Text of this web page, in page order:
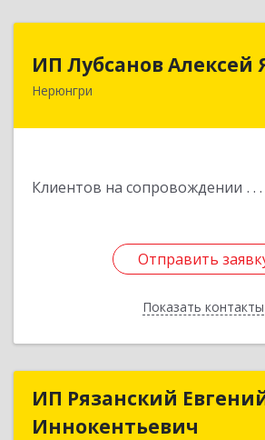
ИП Лубсанов Алексей
Нерюнгри
Клиентов на сопровождении
Отправить
Показать контакты
ИП Лубсанов Алексей
675002, Амурская область, г.
Отправить
Назад
ИП Рязанский
Иннокентьевич
ИП